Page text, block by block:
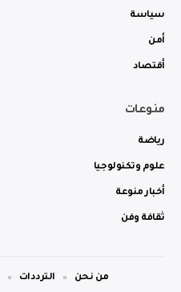
سياسة
أمن
أقتصاد
منوعات
رياضة
علوم وتكنولوجيا
أخبار منوعة
ثقافة وفن
من نحن الترددات